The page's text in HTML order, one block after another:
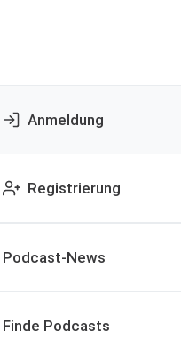
Anmeldung
Registrierung
Podcast-News
Finde Podcasts